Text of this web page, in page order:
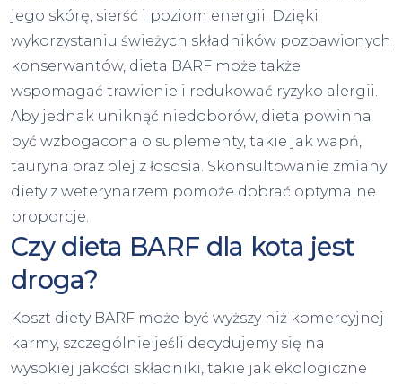
jego skórę, sierść i poziom energii. Dzięki
wykorzystaniu świeżych składników pozbawionych
konserwantów, dieta BARF może także
wspomagać trawienie i redukować ryzyko alergii.
Aby jednak uniknąć niedoborów, dieta powinna
być wzbogacona o suplementy, takie jak wapń,
tauryna oraz olej z łososia. Skonsultowanie zmiany
diety z weterynarzem pomoże dobrać optymalne
proporcje.
Czy dieta BARF dla kota jest
droga?
Koszt diety BARF może być wyższy niż komercyjnej
karmy, szczególnie jeśli decydujemy się na
wysokiej jakości składniki, takie jak ekologiczne